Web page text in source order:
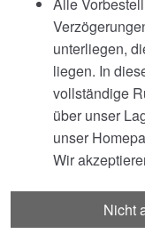
unterliegen,
liegen. In
vollständige
über unser
unser
Wir
Nicht